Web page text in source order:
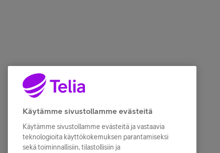
Käytämme sivustollamme evästeitä
Käytämme sivustollamme evästeitä ja vastaavia
teknologioita käyttökokemuksen parantamiseksi
sekä toiminnallisiin, tilastollisiin ja